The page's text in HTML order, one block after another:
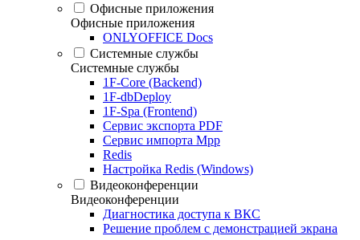
Офисные приложения
Офисные приложения
ONLYOFFICE Docs
Системные службы
Системные службы
1F-Core (Backend)
1F-dbDeploy
1F-Spa (Frontend)
Сервис экспорта PDF
Сервис импорта Mpp
Redis
Настройка Redis (Windows)
Видеоконференции
Видеоконференции
Диагностика доступа к ВКС
Решение проблем с демонстрацией экрана